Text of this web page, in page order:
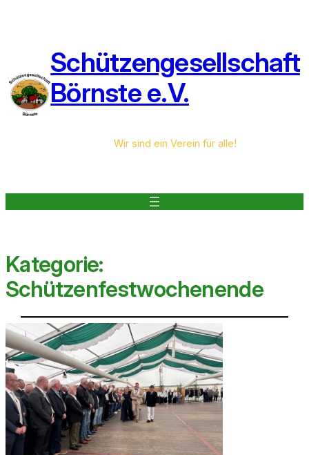
Schützengesellschaft
Börnste e.V.
Wir sind ein Verein für alle!
Kategorie:
Schützenfestwochenende